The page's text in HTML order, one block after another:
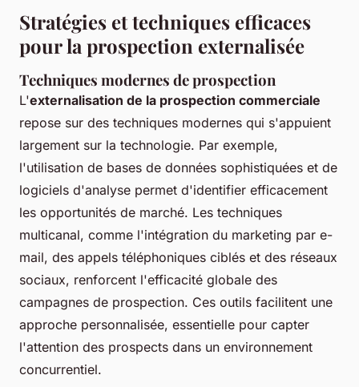
Stratégies et techniques efficaces
pour la prospection externalisée
Techniques modernes de prospection
L'externalisation de la prospection commerciale
repose sur des techniques modernes qui s'appuient
largement sur la technologie. Par exemple,
l'utilisation de bases de données sophistiquées et de
logiciels d'analyse permet d'identifier efficacement
les opportunités de marché. Les techniques
multicanal, comme l'intégration du marketing par e-
mail, des appels téléphoniques ciblés et des réseaux
sociaux, renforcent l'efficacité globale des
campagnes de prospection. Ces outils facilitent une
approche personnalisée, essentielle pour capter
l'attention des prospects dans un environnement
concurrentiel.